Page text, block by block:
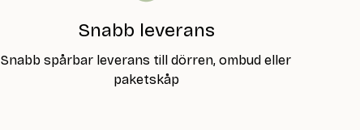
Snabb leverans
Snabb spårbar leverans till dörren, ombud eller
paketskåp